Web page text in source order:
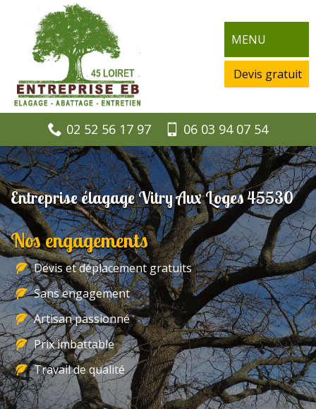
MENU
Devis gratuit
02 52 56 17 97 06 03 94 07 54
Entreprise élagage Vitry Aux Loges 45530
Nos engagements
Devis et déplacement gratuits
Sans engagement
Artisan passionné
Prix imbattable
Travail de qualité